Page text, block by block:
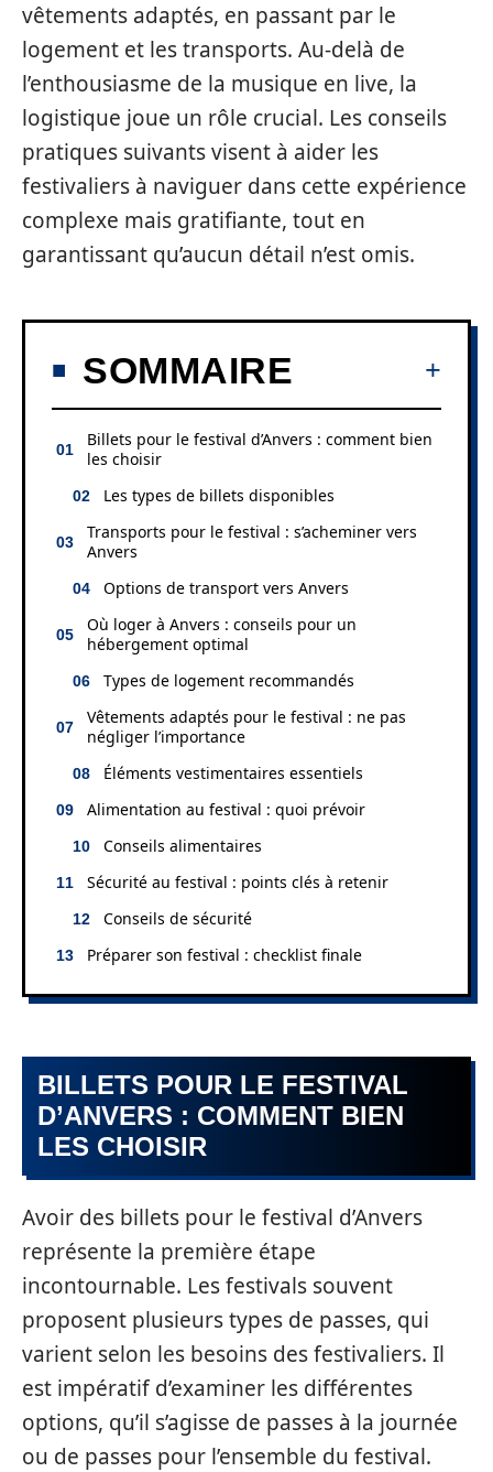
vêtements adaptés, en passant par le
logement et les transports. Au-delà de
l’enthousiasme de la musique en live, la
logistique joue un rôle crucial. Les conseils
pratiques suivants visent à aider les
festivaliers à naviguer dans cette expérience
complexe mais gratifiante, tout en
garantissant qu’aucun détail n’est omis.
SOMMAIRE
Billets pour le festival d’Anvers : comment bien
les choisir
Les types de billets disponibles
Transports pour le festival : s’acheminer vers
Anvers
Options de transport vers Anvers
Où loger à Anvers : conseils pour un
hébergement optimal
Types de logement recommandés
Vêtements adaptés pour le festival : ne pas
négliger l’importance
Éléments vestimentaires essentiels
Alimentation au festival : quoi prévoir
Conseils alimentaires
Sécurité au festival : points clés à retenir
Conseils de sécurité
Préparer son festival : checklist finale
BILLETS POUR LE FESTIVAL
D’ANVERS : COMMENT BIEN
LES CHOISIR
Avoir des billets pour le festival d’Anvers
représente la première étape
incontournable. Les festivals souvent
proposent plusieurs types de passes, qui
varient selon les besoins des festivaliers. Il
est impératif d’examiner les différentes
options, qu’il s’agisse de passes à la journée
ou de passes pour l’ensemble du festival.